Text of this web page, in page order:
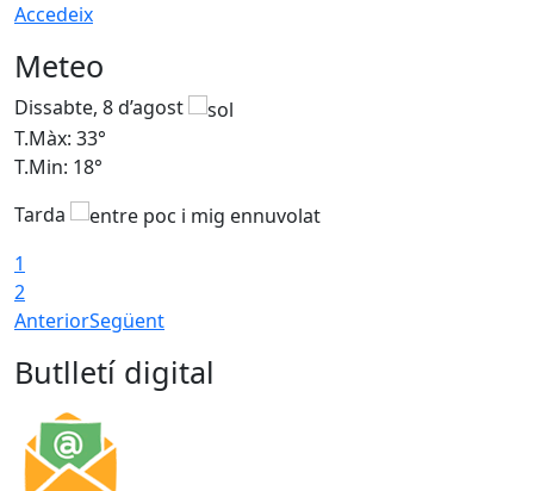
Accedeix
Meteo
Dissabte, 8 d’agost
T.Màx: 33°
T.Min: 18°
Tarda
1
2
AnteriorSegüent
Butlletí digital